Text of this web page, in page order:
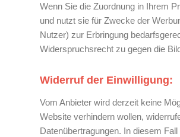
Wenn Sie die Zuordnung in Ihrem
und nutzt sie für Zwecke der
Nutzer) zur Erbringung
Widerspruchsrecht zu gegen die
Widerruf der Einwilligung:
Vom Anbieter wird derzeit keine
Website verhindern wollen,
Datenübertragungen. In diesem